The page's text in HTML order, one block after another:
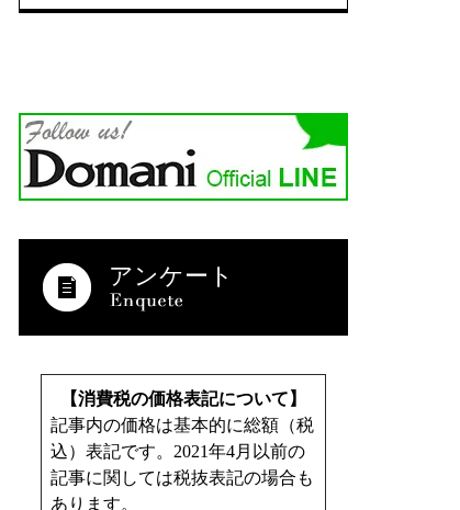
アンケート
【消費税の価格表記について】
記事内の価格は基本的に総額（税
込）表記です。2021年4月以前の
記事に関しては税抜表記の場合も
あります。